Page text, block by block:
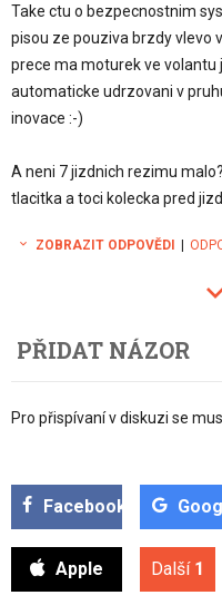
Take ctu o bezpecnostnim
pisou ze pouziva brzdy vlevo
prece ma moturek ve volantu
automaticke udrzovani v
inovace :-)
A neni 7 jizdnich rezimu
tlacitka a toci kolecka pred
ZOBRAZIT ODPOVĚDI |
PŘIDAT NÁZOR
Pro přispívaní v diskuzi se
Facebook
Apple Další 1